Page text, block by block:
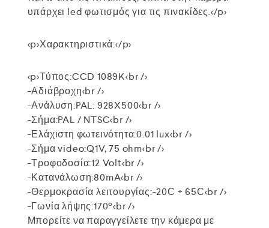
υπάρχει led φωτισμός για τις πινακίδες.</p>
<p>Χαρακτηριστικά:</p>
<p>Τύπος:CCD 1089K<br />
-Αδιάβροχη<br />
-Ανάλυση:PAL: 928X500<br />
-Σήμα:PAL / NTSC<br />
-Ελάχιστη φωτεινότητα:0.01 lux<br />
-Σήμα video:Q1V, 75 ohm<br />
-Τροφοδοσία:12 Volt<br />
-Κατανάλωση:80mA<br />
-Θερμοκρασία λειτουργίας:-20С + 65С<br />
-Γωνία λήψης:170º<br />
Μπορείτε να παραγγείλετε την κάμερα με